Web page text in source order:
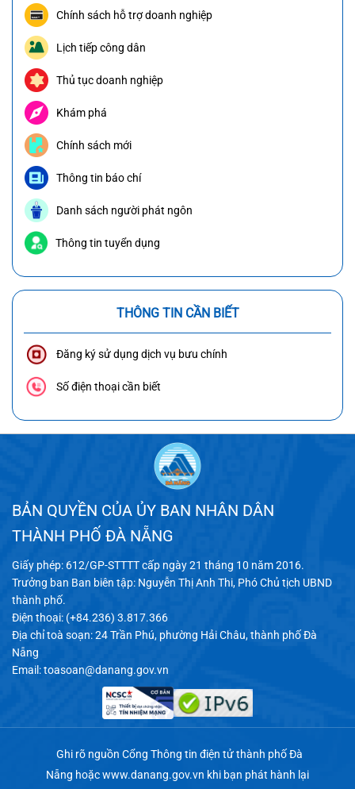
Chính sách hỗ trợ doanh nghiệp
Lịch tiếp công dân
Thủ tục doanh nghiệp
Khám phá
Chính sách mới
Thông tin báo chí
Danh sách người phát ngôn
Thông tin tuyển dụng
THÔNG TIN CẦN BIẾT
Đăng ký sử dụng dịch vụ bưu chính
Số điện thoại cần biết
BẢN QUYỀN CỦA ỦY BAN NHÂN DÂN
THÀNH PHỐ ĐÀ NẴNG
Giấy phép: 612/GP-STTTT cấp ngày 21 tháng 10 năm 2016.
Trưởng ban Ban biên tập: Nguyễn Thị Anh Thi, Phó Chủ tịch UBND
thành phố.
Điện thoại: (+84.236) 3.817.366
Địa chỉ toà soạn: 24 Trần Phú, phường Hải Châu, thành phố Đà
Nẵng
Email:toasoan@danang.gov.vn
Ghi rõ nguồn Cổng Thông tin điện tử thành phố Đà
Nẵng hoặcwww.danang.gov.vn khi bạn phát hành lại